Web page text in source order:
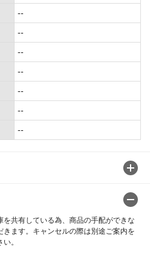
共有している為、商品の手配ができな
ます。キャンセルの際は別途ご案内を
。
--
--
--
--
--
--
--